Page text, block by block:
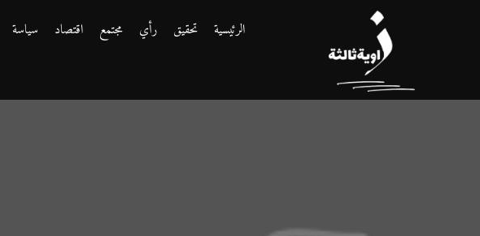
الرئيسية تحقيق رأي مجتمع اقتصاد سياسة